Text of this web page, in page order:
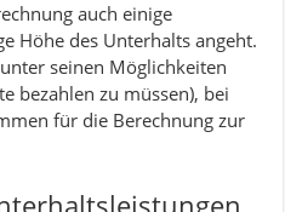
auch einige
Höhe des Unterhalts angeht.
seinen Möglichkeiten
bezahlen zu müssen), bei
für die Berechnung zur